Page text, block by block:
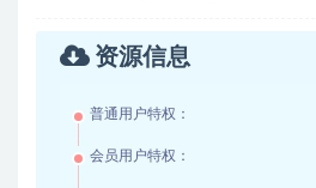
资源信息
普通用户特权：
会员用户特权：